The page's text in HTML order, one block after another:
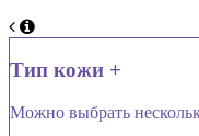
Тип кожи +
Можно выбрать